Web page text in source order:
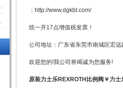
的核心组件
中的应用
：http://www.dgkbt.com/
统一开17点增值税发票！
公司地址：广东省东莞市南城区宏
欢迎您的!我公司将竭诚为您服务!
原装力士乐REXROTH比例阀￥力士